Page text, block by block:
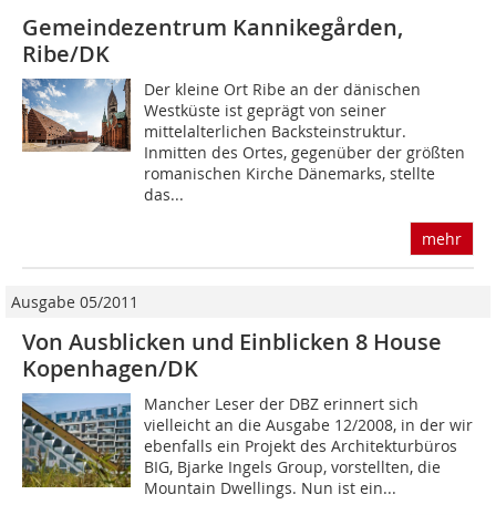
Gemeindezentrum Kannikegården,
Ribe/DK
Der kleine Ort Ribe an der dänischen
Westküste ist geprägt von seiner
mittelalterlichen Backsteinstruktur.
Inmitten des Ortes, gegenüber der größten
romanischen Kirche Dänemarks, stellte
das...
mehr
Ausgabe 05/2011
Von Ausblicken ­und Einblicken 8 House
Kopenhagen/DK
Mancher Leser der DBZ erinnert sich
vielleicht an die Ausgabe 12/2008, in der wir
ebenfalls ein Projekt des Architekturbüros
BIG, Bjarke Ingels Group, vorstellten, die
Mountain Dwellings. Nun ist ein...